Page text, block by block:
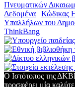
Πνευματικών
Δεδομένα
Κώδικας
Υπαλλήλων του
ThinkBang
Ο Ιστότοπος της
προσφέρει μία